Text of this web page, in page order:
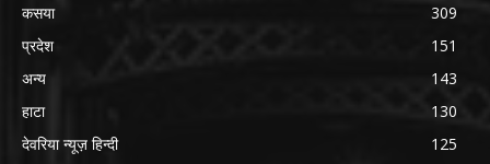
कसया
309
प्रदेश
151
अन्य
143
हाटा
130
देवरिया न्यूज़ हिन्दी
125